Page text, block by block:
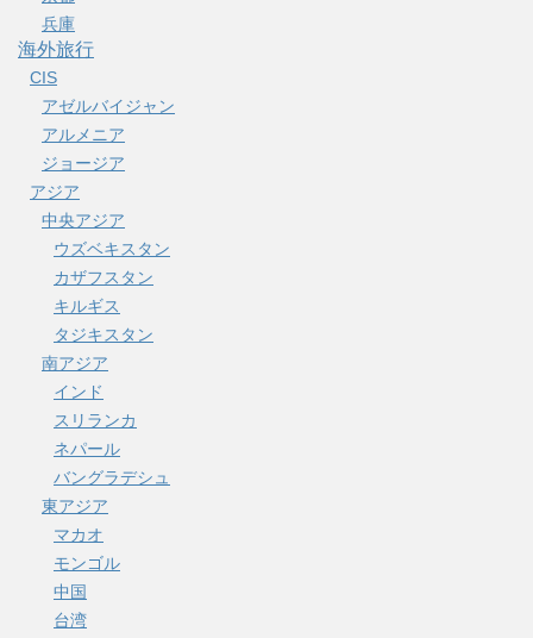
兵庫
海外旅行
CIS
アゼルバイジャン
アルメニア
ジョージア
アジア
中央アジア
ウズベキスタン
カザフスタン
キルギス
タジキスタン
南アジア
インド
スリランカ
ネパール
バングラデシュ
東アジア
マカオ
モンゴル
中国
台湾